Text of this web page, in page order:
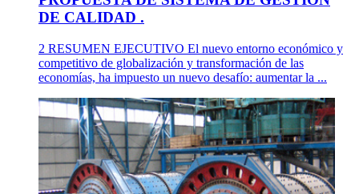
DE CALIDAD .
2 RESUMEN EJECUTIVO El nuevo entorno económico y
competitivo de globalización y transformación de las
economías, ha impuesto un nuevo desafío: aumentar la ...